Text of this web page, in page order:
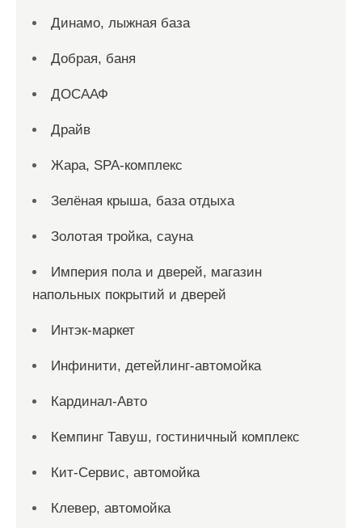
Динамо, лыжная база
Добрая, баня
ДОСААФ
Драйв
Жара, SPA-комплекс
Зелёная крыша, база отдыха
Золотая тройка, сауна
Империя пола и дверей, магазин
напольных покрытий и дверей
Интэк-маркет
Инфинити, детейлинг-автомойка
Кардинал-Авто
Кемпинг Тавуш, гостиничный комплекс
Кит-Сервис, автомойка
Клевер, автомойка